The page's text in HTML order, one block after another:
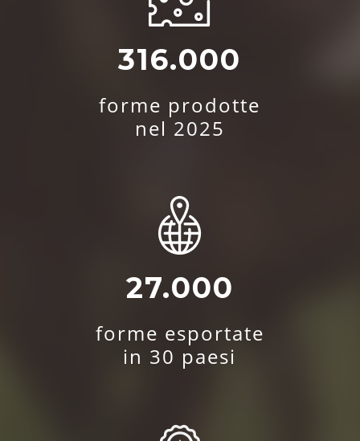
316.000
forme prodotte
nel 2025
27.000
forme esportate
in 30 paesi